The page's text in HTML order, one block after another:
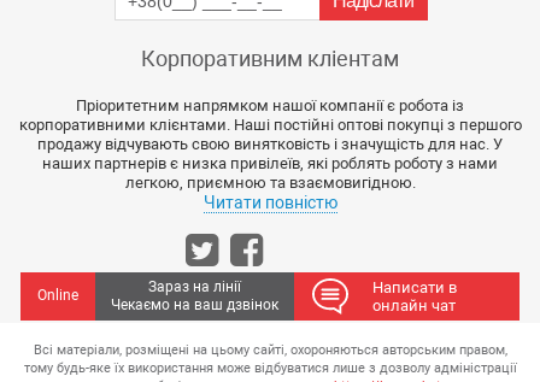
Корпоративним кліентам
Пріоритетним напрямком нашої компанії є робота із
корпоративними клієнтами. Наші постійні оптові покупці з першого
продажу відчувають свою винятковість і значущість для нас. У
наших партнерів є низка привілеїв, які роблять роботу з нами
легкою, приємною та взаємовигідною.
Читати повністю
Online
Зараз на лінії
Чекаємо на ваш дзвінок
Написати в
онлайн чат
Всі матеріали, розміщені на цьому сайті, охороняються авторським правом,
тому будь-яке їх використання може відбуватися лише з дозволу адміністрації